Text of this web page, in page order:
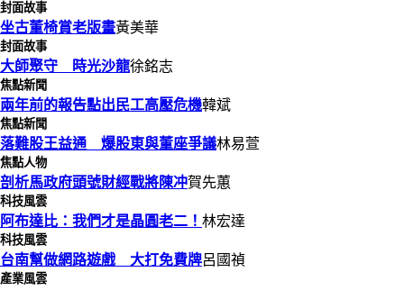
封面故事
坐古董椅賞老版畫黃美華
封面故事
大師聚守 時光沙龍徐銘志
焦點新聞
兩年前的報告點出民工高壓危機韓斌
焦點新聞
落難股王益通 爆股東與董座爭議林易萱
焦點人物
剖析馬政府頭號財經戰將陳冲賀先蕙
科技風雲
阿布達比：我們才是晶圓老二！ 林宏達
科技風雲
台南幫做網路遊戲 大打免費牌呂國禎
產業風雲